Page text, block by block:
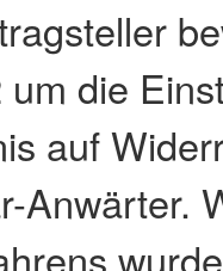
die
auf
Anwärter.